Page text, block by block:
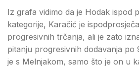
Iz grafa vidimo da je Hodak ispod
kategorije, Karačić je
progresivnih trčanja, ali je zato
pitanju progresivnih dodavanja po
je s Melnjakom, samo što je on u